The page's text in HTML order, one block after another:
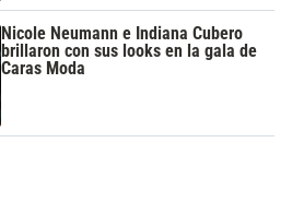
Nicole Neumann e Indiana Cubero
brillaron con sus looks en la gala de
Caras Moda